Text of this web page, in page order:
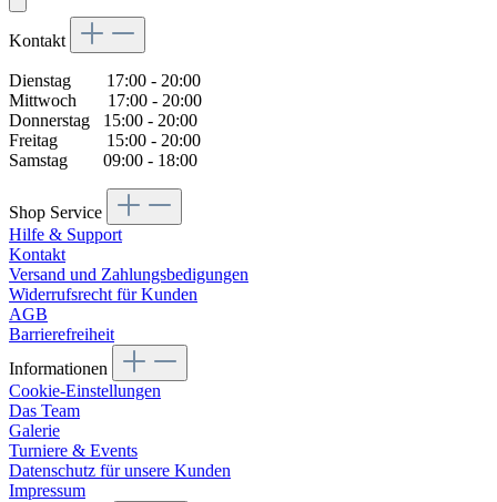
Kontakt
Dienstag 17:00 - 20:00
Mittwoch 17:00 - 20:00
Donnerstag 15:00 - 20:00
Freitag 15:00 - 20:00
Samstag 09:00 - 18:00
Shop Service
Hilfe & Support
Kontakt
Versand und Zahlungsbedigungen
Widerrufsrecht für Kunden
AGB
Barrierefreiheit
Informationen
Cookie-Einstellungen
Das Team
Galerie
Turniere & Events
Datenschutz für unsere Kunden
Impressum